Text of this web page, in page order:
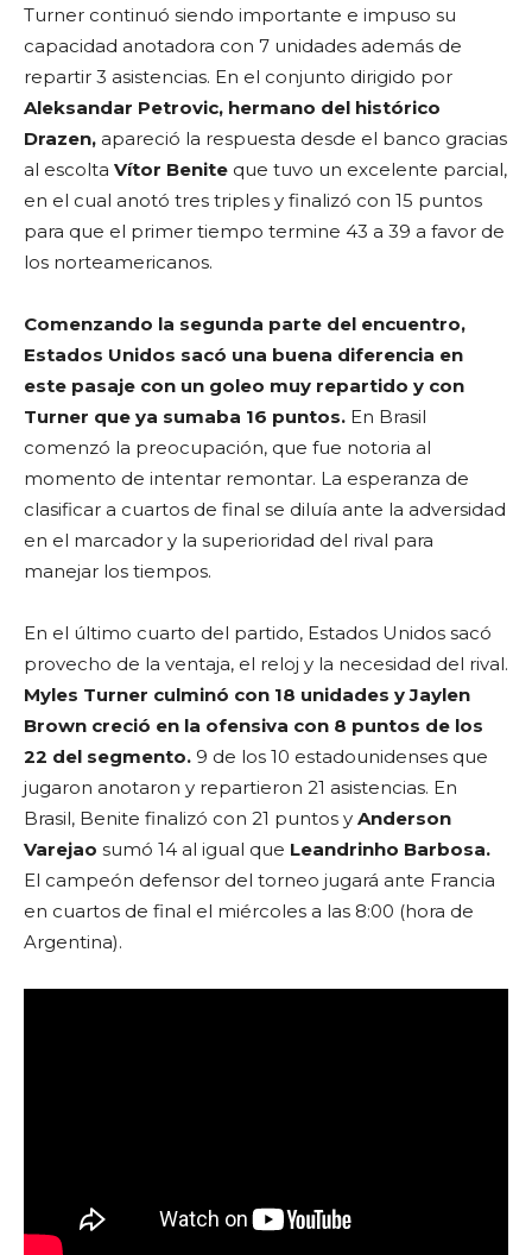
Turner continuó siendo importante e impuso su
capacidad anotadora con 7 unidades además de
repartir 3 asistencias. En el conjunto dirigido por
Aleksandar Petrovic, hermano del histórico
Drazen, apareció la respuesta desde el banco gracias
al escolta Vítor Benite que tuvo un excelente parcial,
en el cual anotó tres triples y finalizó con 15 puntos
para que el primer tiempo termine 43 a 39 a favor de
los norteamericanos.
Comenzando la segunda parte del encuentro,
Estados Unidos sacó una buena diferencia en
este pasaje con un goleo muy repartido y con
Turner que ya sumaba 16 puntos. En Brasil
comenzó la preocupación, que fue notoria al
momento de intentar remontar. La esperanza de
clasificar a cuartos de final se diluía ante la adversidad
en el marcador y la superioridad del rival para
manejar los tiempos.
En el último cuarto del partido, Estados Unidos sacó
provecho de la ventaja, el reloj y la necesidad del rival.
Myles Turner culminó con 18 unidades y Jaylen
Brown creció en la ofensiva con 8 puntos de los
22 del segmento. 9 de los 10 estadounidenses que
jugaron anotaron y repartieron 21 asistencias. En
Brasil, Benite finalizó con 21 puntos y Anderson
Varejao sumó 14 al igual que Leandrinho Barbosa.
El campeón defensor del torneo jugará ante Francia
en cuartos de final el miércoles a las 8:00 (hora de
Argentina).